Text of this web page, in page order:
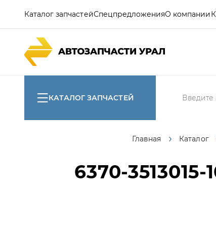
Каталог запчастейСпецпредложенияО компании
КАТАЛОГ ЗАПЧАСТЕЙ
Главная Каталог
6370-3513015-